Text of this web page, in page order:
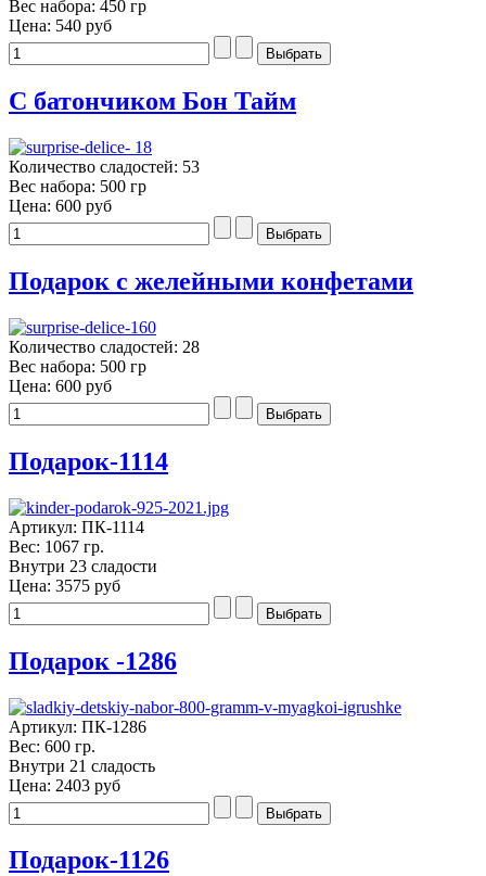
Вес набора: 450 гр
Цена: 540 руб
С батончиком Бон Тайм
Количество сладостей: 53
Вес набора: 500 гр
Цена: 600 руб
Подарок с желейными конфетами
Количество сладостей: 28
Вес набора: 500 гр
Цена: 600 руб
Подарок-1114
Артикул: ПК-1114
Вес: 1067 гр.
Внутри 23 сладости
Цена: 3575 руб
Подарок -1286
Артикул: ПК-1286
Вес: 600 гр.
Внутри 21 сладость
Цена: 2403 руб
Подарок-1126